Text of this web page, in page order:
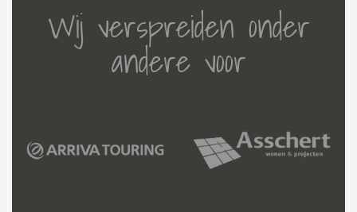
Wij verspreiden onder
andere voor